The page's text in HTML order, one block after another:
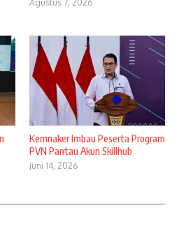
Agustus 7, 2026
Kemnaker Imbau Peserta Program
PVN Pantau Akun Skillhub
Juni 14, 2026